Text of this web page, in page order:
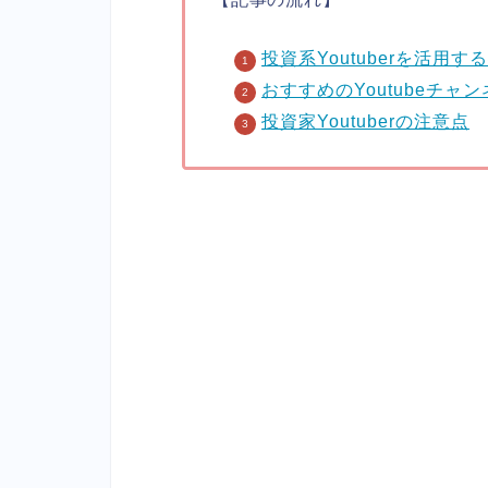
投資系Youtuberを活用す
おすすめのYoutubeチャン
投資家Youtuberの注意点